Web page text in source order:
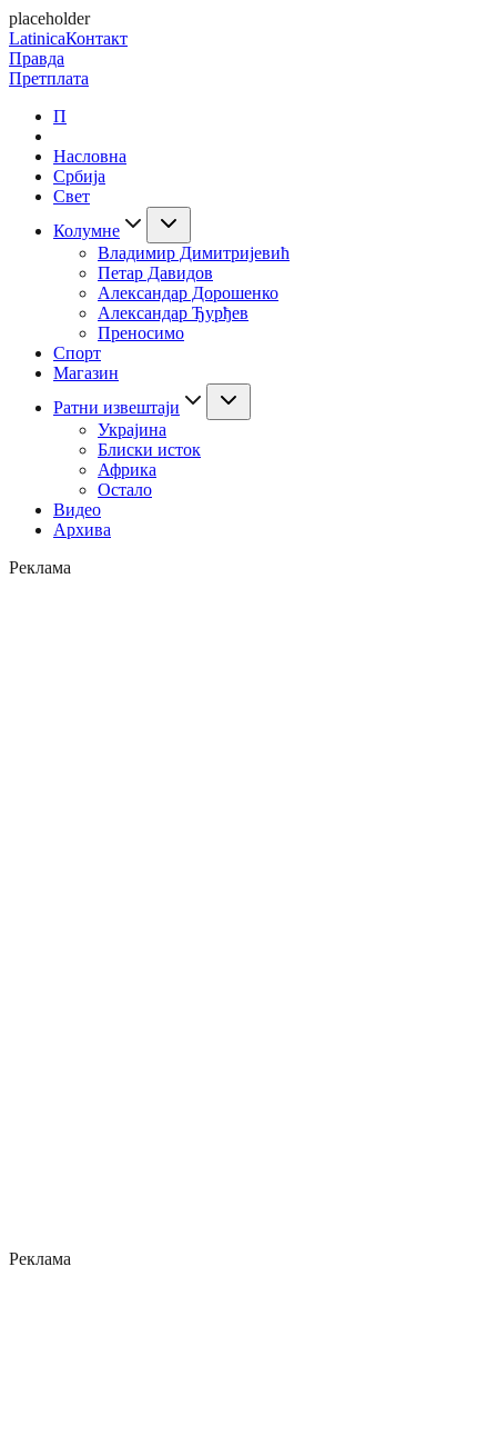
placeholder
LatinicaКонтакт
Правда
Претплата
П
Насловна
Србија
Свет
Колумне
Владимир Димитријевић
Петар Давидов
Александар Дорошенко
Александар Ђурђев
Преносимо
Спорт
Магазин
Ратни извештаји
Украјина
Блиски исток
Африка
Остало
Видео
Архива
Реклама
Реклама